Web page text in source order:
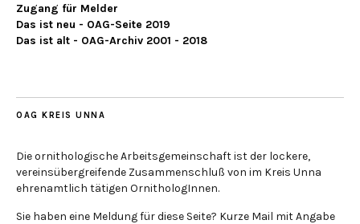
Zugang für Melder
Das ist neu - OAG-Seite 2019
Das ist alt - OAG-Archiv 2001 - 2018
OAG KREIS UNNA
Die ornithologische Arbeitsgemeinschaft ist der lockere,
vereinsübergreifende Zusammenschluß von im Kreis Unna
ehrenamtlich tätigen OrnithologInnen.
Sie haben eine Meldung für diese Seite? Kurze Mail mit Angabe